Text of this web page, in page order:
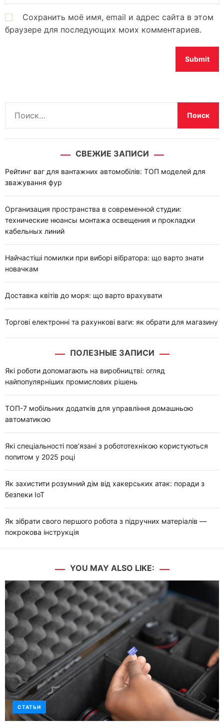
Сохранить моё имя, email и адрес сайта в этом
браузере для последующих моих комментариев.
:
СВЕЖИЕ ЗАПИСИ
Рейтинг ваг для вантажних автомобілів: ТОП моделей для
зважування фур
Организация пространства в современной студии:
технические нюансы монтажа освещения и прокладки
кабельных линий
Найчастіші помилки при виборі вібратора: що варто знати
новачкам
Доставка квітів до моря: що варто врахувати
Торгові електронні та рахункові ваги: як обрати для магазину
ПОЛЕЗНЫЕ ЗАПИСИ
Які роботи допомагають на виробництві: огляд
найпопулярніших промислових рішень
ТОП-7 мобільних додатків для управління домашньою
автоматикою
Які спеціальності пов’язані з робототехнікою користуються
попитом у 2025 році
Як захистити розумний дім від хакерських атак: поради з
безпеки IoT
Як зібрати свого першого робота з підручних матеріалів —
покрокова інструкція
YOU MAY ALSO LIKE:
СТАТЬИ